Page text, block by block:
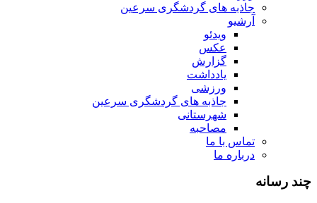
جاذبه های گردشگری سرعین
آرشیو
ویدئو
عکس
گزارش
یادداشت
ورزشی
جاذبه های گردشگری سرعین
شهرستانی
مصاحبه
تماس با ما
درباره ما
چند رسانه